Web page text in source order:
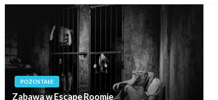
POZOSTAŁE
Zabawa w Escape Roomie